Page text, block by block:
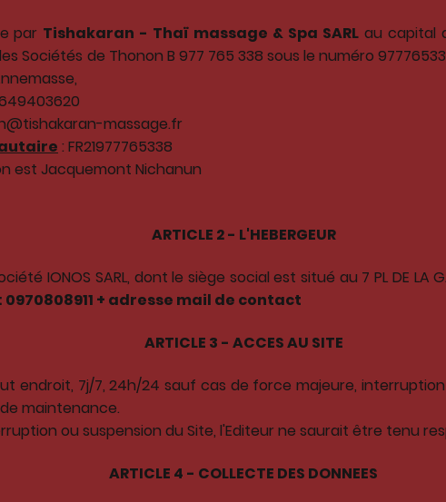
par Tishakaran - Thaï massage & Spa SARLau capital
Sociétés de Thonon B 977 765 338 sous le numéro
massage.fr
: FR21977765338
est Jacquemont Nichanun
ARTICLE 2 - L'HEBERGEUR
IONOS SARL, dont le siège social est situé au 7 PL DE LA
+ adresse mail de contact
ARTICLE 3 - ACCES AU SITE
endroit, 7j/7, 24h/24 sauf cas de force majeure,
maintenance.
ou suspension du Site, l'Editeur ne saurait être tenu
ARTICLE 4 - COLLECTE DES DONNEES